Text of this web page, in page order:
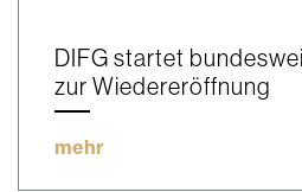
DIFG startet
zur Wiedereröffnung
mehr